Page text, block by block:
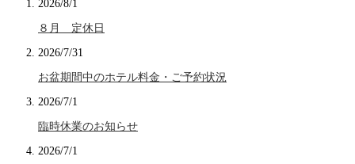
2026/8/1
８月 定休日
2026/7/31
お盆期間中のホテル料金・ご予約状況
2026/7/1
臨時休業のお知らせ
2026/7/1